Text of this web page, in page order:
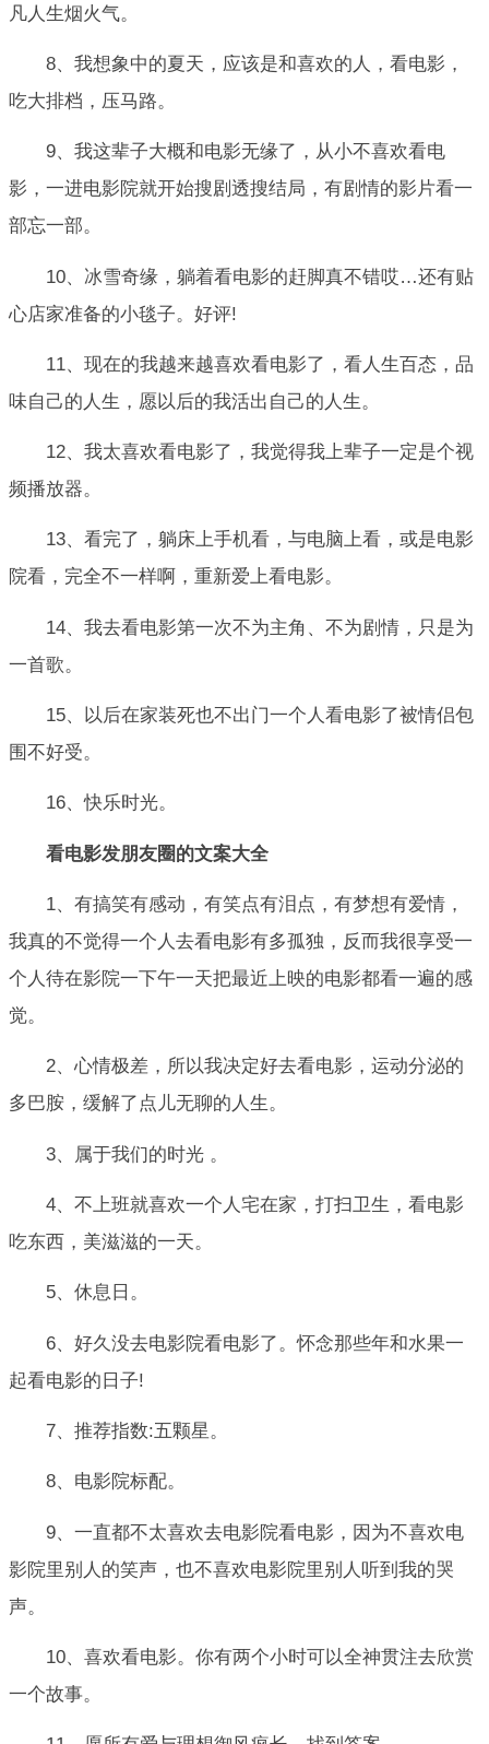
凡人生烟火气。
8、我想象中的夏天，应该是和喜欢的人，看电影，
吃大排档，压马路。
9、我这辈子大概和电影无缘了，从小不喜欢看电
影，一进电影院就开始搜剧透搜结局，有剧情的影片看一
部忘一部。
10、冰雪奇缘，躺着看电影的赶脚真不错哎…还有贴
心店家准备的小毯子。好评!
11、现在的我越来越喜欢看电影了，看人生百态，品
味自己的人生，愿以后的我活出自己的人生。
12、我太喜欢看电影了，我觉得我上辈子一定是个视
频播放器。
13、看完了，躺床上手机看，与电脑上看，或是电影
院看，完全不一样啊，重新爱上看电影。
14、我去看电影第一次不为主角、不为剧情，只是为
一首歌。
15、以后在家装死也不出门一个人看电影了被情侣包
围不好受。
16、快乐时光。
看电影发朋友圈的文案大全
1、有搞笑有感动，有笑点有泪点，有梦想有爱情，
我真的不觉得一个人去看电影有多孤独，反而我很享受一
个人待在影院一下午一天把最近上映的电影都看一遍的感
觉。
2、心情极差，所以我决定好去看电影，运动分泌的
多巴胺，缓解了点儿无聊的人生。
3、属于我们的时光 。
4、不上班就喜欢一个人宅在家，打扫卫生，看电影
吃东西，美滋滋的一天。
5、休息日。
6、好久没去电影院看电影了。怀念那些年和水果一
起看电影的日子!
7、推荐指数:五颗星。
8、电影院标配。
9、一直都不太喜欢去电影院看电影，因为不喜欢电
影院里别人的笑声，也不喜欢电影院里别人听到我的哭
声。
10、喜欢看电影。你有两个小时可以全神贯注去欣赏
一个故事。